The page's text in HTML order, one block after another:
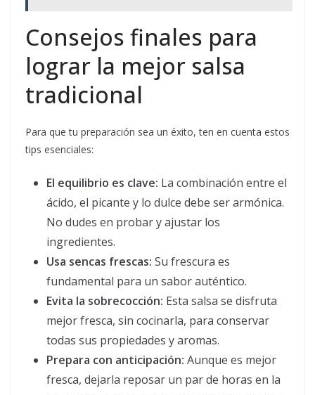
Consejos finales para
lograr la mejor salsa
tradicional
Para que tu preparación sea un éxito, ten en cuenta estos
tips esenciales:
El equilibrio es clave: La combinación entre el
ácido, el picante y lo dulce debe ser armónica.
No dudes en probar y ajustar los
ingredientes.
Usa sencas frescas: Su frescura es
fundamental para un sabor auténtico.
Evita la sobrecocción: Esta salsa se disfruta
mejor fresca, sin cocinarla, para conservar
todas sus propiedades y aromas.
Prepara con anticipación: Aunque es mejor
fresca, dejarla reposar un par de horas en la